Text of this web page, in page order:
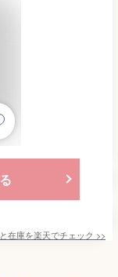
在庫を楽天でチェック >>